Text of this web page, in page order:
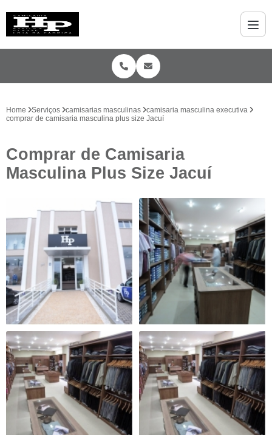
Home Serviços camisarias masculinas
camisaria masculina executiva
comprar de camisaria masculina plus size Jacuí
Comprar de Camisaria
Masculina Plus Size Jacuí